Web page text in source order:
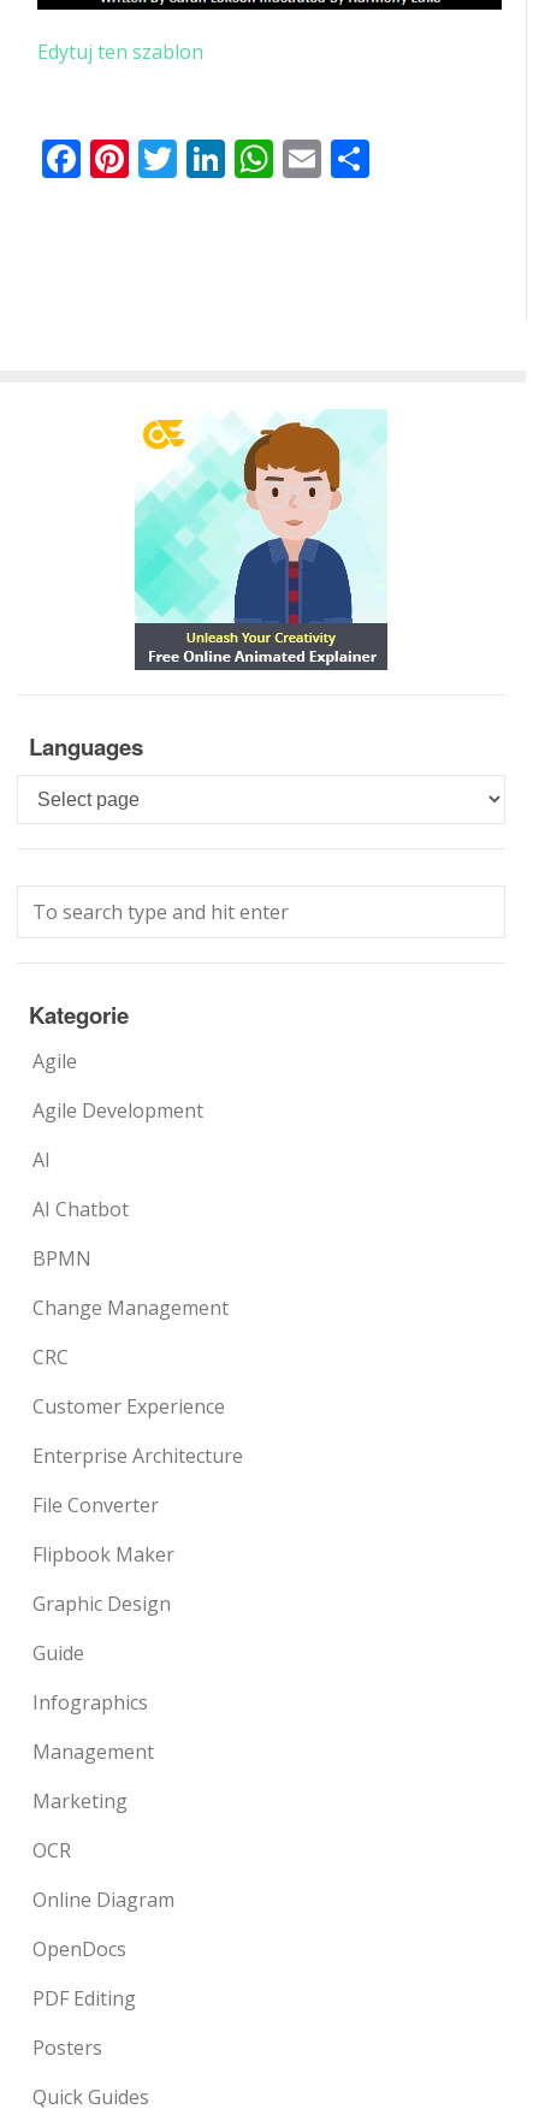
Edytuj ten szablon
Facebook
Pinterest
Twitter
LinkedIn
WhatsApp
Email
Languages
Languages
Kategorie
Agile
Agile Development
AI
AI Chatbot
BPMN
Change Management
CRC
Customer Experience
Enterprise Architecture
File Converter
Flipbook Maker
Graphic Design
Guide
Infographics
Management
Marketing
OCR
Online Diagram
OpenDocs
PDF Editing
Posters
Quick Guides